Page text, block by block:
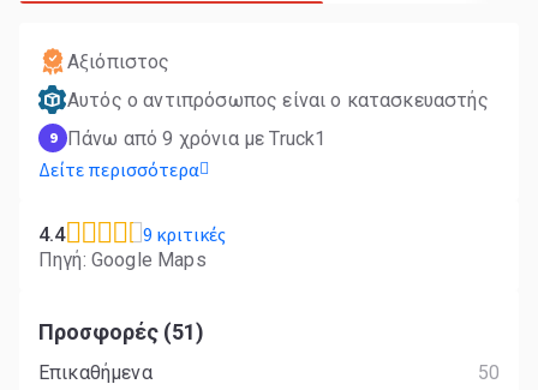
Αξιόπιστος
Αυτός ο αντιπρόσωπος είναι ο κατασκευαστής
9 Πάνω από 9 χρόνια με Truck1
Δείτε περισσότερα
4.4 9 κριτικές
Πηγή: Google Maps
Προσφορές (51)
Επικαθήμενα
50